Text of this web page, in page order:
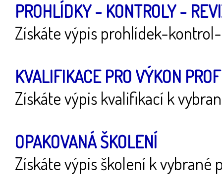
PROHLÍDKY - KONTROLY -
Získáte výpis prohlídek-
KVALIFIKACE PRO VÝKON
Získáte výpis kvalifikací k
OPAKOVANÁ ŠKOLENÍ
Získáte výpis školení k vybrané